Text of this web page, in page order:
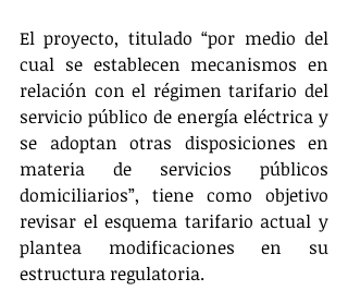
El proyecto, titulado “por medio del
cual se establecen mecanismos en
relación con el régimen tarifario del
servicio público de energía eléctrica y
se adoptan otras disposiciones en
materia de servicios públicos
domiciliarios”, tiene como objetivo
revisar el esquema tarifario actual y
plantea modificaciones en su
estructura regulatoria.